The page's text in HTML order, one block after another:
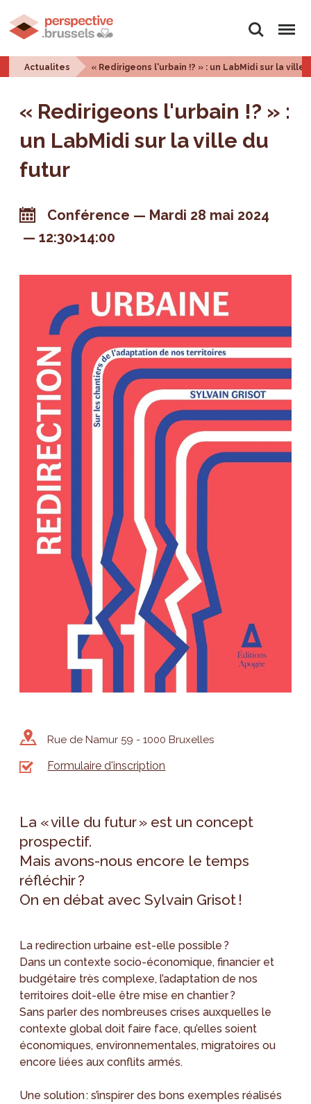
Rechercher
Menu
Actualites « Redirigeons l'urbain !? » : un LabMidi sur la ville
« Redirigeons l'urbain !? » :
un LabMidi sur la ville du
futur
Conférence
Mardi 28 mai 2024
12:30>14:00
Rue de Namur 59 - 1000 Bruxelles
Formulaire d'inscription
La « ville du futur » est un concept
prospectif.
Mais avons-nous encore le temps
réfléchir ?
On en débat avec Sylvain Grisot !
La redirection urbaine est-elle possible ?
Dans un contexte socio-économique, financier et
budgétaire très complexe, l’adaptation de nos
territoires doit-elle être mise en chantier ?
Sans parler des nombreuses crises auxquelles le
contexte global doit faire face, qu’elles soient
économiques, environnementales, migratoires ou
encore liées aux conflits armés.
Une solution : s’inspirer des bons exemples réalisés